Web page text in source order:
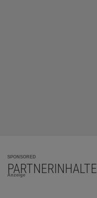
SPONSORED
PARTNERINHALTE
Anzeige